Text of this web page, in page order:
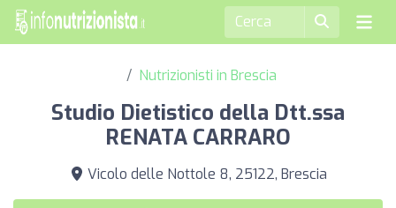
Nutrizionisti in Brescia
Studio Dietistico della Dtt.ssa
RENATA CARRARO
Vicolo delle Nottole 8, 25122, Brescia